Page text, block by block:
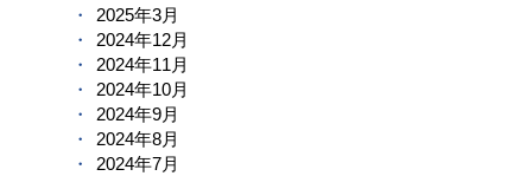
2025年3月
2024年12月
2024年11月
2024年10月
2024年9月
2024年8月
2024年7月